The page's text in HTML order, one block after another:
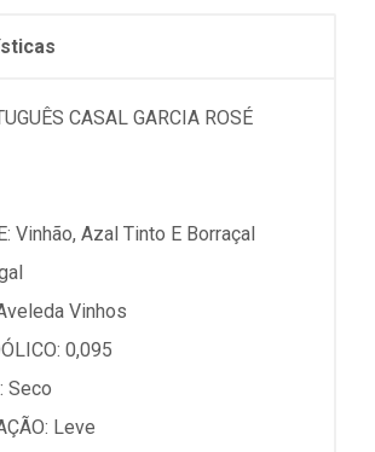
CASAL GARCIA ROSÉ
Vinhão, Azal Tinto E Borraçal
Vinhos
0,095
Seco
Leve